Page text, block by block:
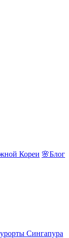
Кореи 🌸Блог
Сингапура